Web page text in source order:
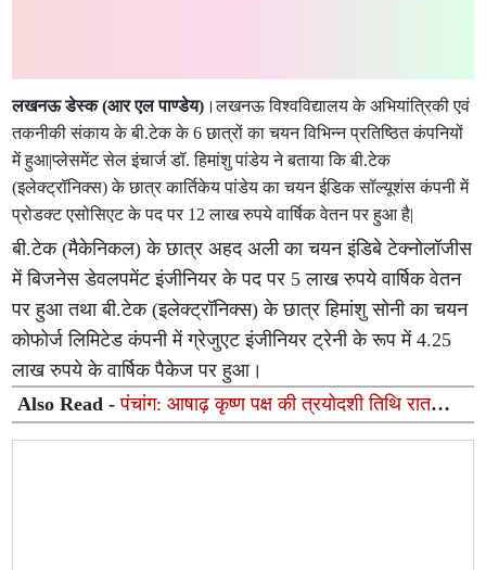
लखनऊ डेस्क (आर एल पाण्डेय) ।लखनऊ विश्वविद्यालय के अभियांत्रिकी एवं
तकनीकी संकाय के बी.टेक के 6 छात्रों का चयन विभिन्न प्रतिष्ठित कंपनियों
में हुआ|प्लेसमेंट सेल इंचार्ज डॉ. हिमांशु पांडेय ने बताया कि बी.टेक
(इलेक्ट्रॉनिक्स) के छात्र कार्तिकेय पांडेय का चयन ईडिक सॉल्यूशंस कंपनी में
प्रोडक्ट एसोसिएट के पद पर 12 लाख रुपये वार्षिक वेतन पर हुआ है|
बी.टेक (मैकेनिकल) के छात्र अहद अली का चयन इंडिबे टेक्नोलॉजीस
में बिजनेस डेवलपमेंट इंजीनियर के पद पर 5 लाख रुपये वार्षिक वेतन
पर हुआ तथा बी.टेक (इलेक्ट्रॉनिक्स) के छात्र हिमांशु सोनी का चयन
कोफोर्ज लिमिटेड कंपनी में ग्रेजुएट इंजीनियर ट्रेनी के रूप में 4.25
लाख रुपये के वार्षिक पैकेज पर हुआ।
Also Read -पंचांग: आषाढ़ कृष्ण पक्ष की त्रयोदशी तिथि रात
10:31 बजे तक, रोहिणी नक्षत्र सुबह 8:29 बजे तक